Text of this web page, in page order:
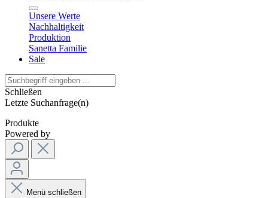
Unsere Werte
Nachhaltigkeit
Produktion
Sanetta Familie
Sale
Schließen
Letzte Suchanfrage(n)
Produkte
Powered by
Menü schließen